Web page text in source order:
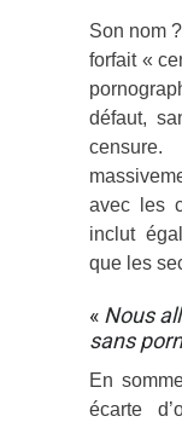
Son nom
forfait «
défaut,
avec les
inclut
que les
« Nous
sans
En
écarte